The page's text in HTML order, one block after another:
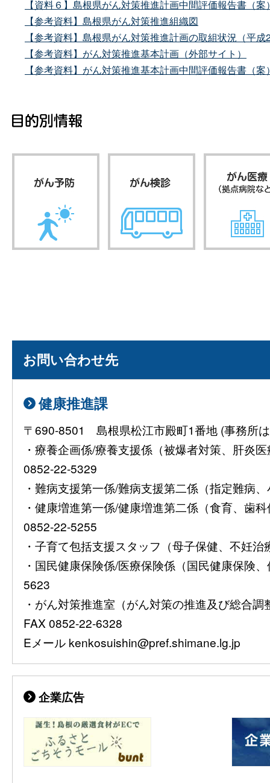
【資料６】島根県がん対策推進計画中間評価報告書（
【参考資料】島根県がん対策推進組織図
【参考資料】島根県がん対策推進計画の取組状況（平成
【参考資料】がん対策推進基本計画（外部サイト）
【参考資料】がん対策推進基本計画中間評価報告書（
お問い合わせ先
健康推進課
〒690-8501 島根県松江市殿町1番地 (事務所
・療養企画係/療養支援係（被爆者対策、肝炎
0852-22-5329
・難病支援第一係/難病支援第二係（指定難病
・健康増進第一係/健康増進第二係（食育、歯
0852-22-5255
・子育て包括支援スタッフ（母子保健、不妊
・国民健康保険係/医療保険係（国民健康保険
5623
・がん対策推進室（がん対策の推進及び総合
FAX 0852-22-6328
Eメール kenkosuishin@pref.shimane.lg.jp
企業広告